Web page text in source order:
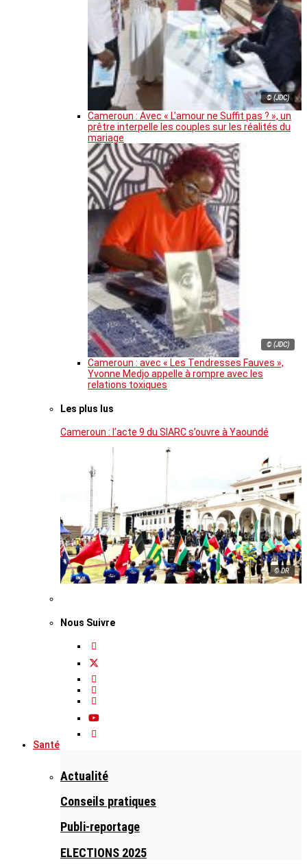
© (JDC)
Cameroun : Avec « L’amour ne Suffit pas ? », un
prêtre interpelle les couples sur les réalités du
mariage
© (JDC)
Cameroun : avec « Les Tendresses Fauves »,
Yvonne Medjo appelle à rompre avec les
relations toxiques
Les plus lus
Cameroun : l’acte 9 du SIARC s’ouvre à Yaoundé
© DR
Nous Suivre
Santé
Actualité
Conseils pratiques
Publi-reportage
ELECTIONS 2025